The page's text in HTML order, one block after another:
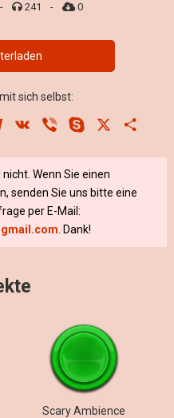
- 241 - 0
sich selbst:
Telegram
VK Viber Skype
Wenn Sie einen
senden Sie uns bitte eine
per E-Mail:
. Dank!
Scary Ambience